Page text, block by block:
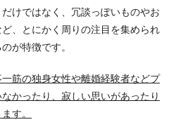
けではなく、冗談っぽいものやお
、とにかく周りの注目を集められ
が特徴です。
筋の独身女性や離婚経験者などプ
かったり、寂しい思いがあったり
す。